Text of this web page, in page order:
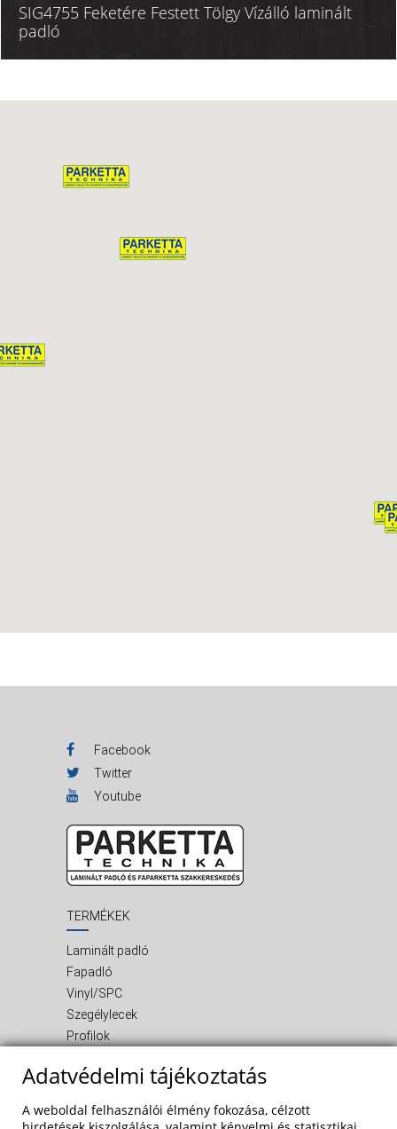
SIG4755 Feketére Festett Tölgy Vízálló laminált
padló
Facebook
Twitter
Youtube
TERMÉKEK
Laminált padló
Fapadló
Vinyl/SPC
Szegélylecek
Profilok
INFORMÁCIÓ
Rólunk
Adatvédelmi tájékoztatás
A weboldal felhasználói élmény fokozása, célzott